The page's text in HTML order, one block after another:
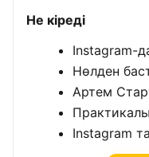
Не кіреді
Instagram-
Нөлден
Артем
Instagram